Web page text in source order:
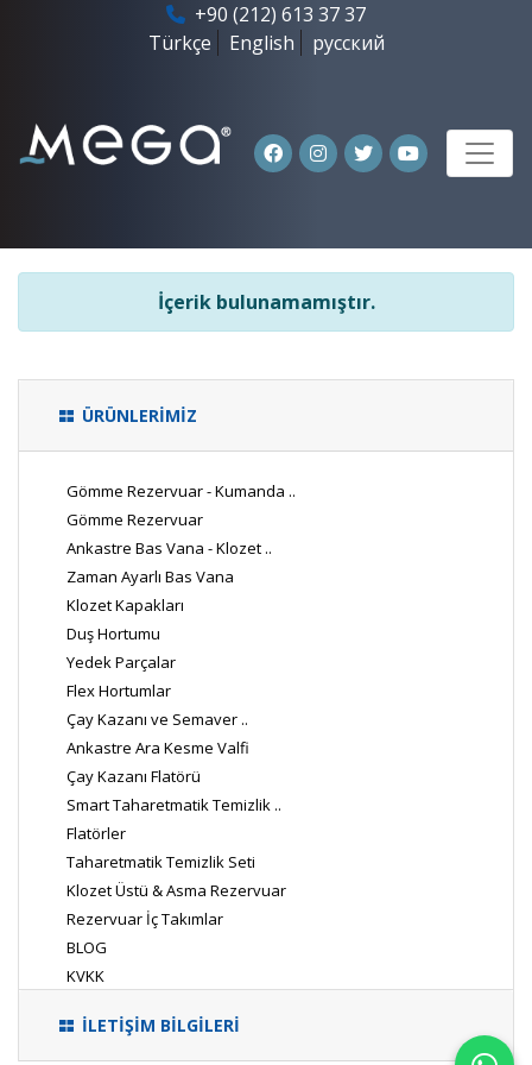
+90 (212) 613 37 37
Türkçe
English русский
İçerik bulunamamıştır.
ÜRÜNLERİMİZ
Gömme Rezervuar - Kumanda ..
Gömme Rezervuar
Ankastre Bas Vana - Klozet ..
Zaman Ayarlı Bas Vana
Klozet Kapakları
Duş Hortumu
Yedek Parçalar
Flex Hortumlar
Çay Kazanı ve Semaver ..
Ankastre Ara Kesme Valfi
Çay Kazanı Flatörü
Smart Taharetmatik Temizlik ..
Flatörler
Taharetmatik Temizlik Seti
Klozet Üstü & Asma Rezervuar
Rezervuar İç Takımlar
BLOG
KVKK
İLETİŞİM BİLGİLERİ